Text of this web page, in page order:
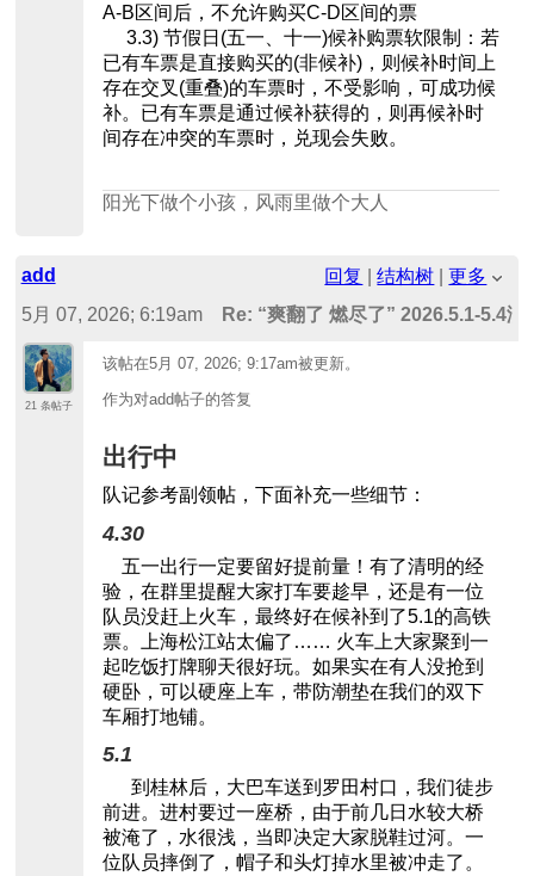
A-B区间后，不允许购买C-D区间的票
3.3) 节假日(五一、十一)候补购票软限制：若
已有车票是直接购买的(非候补)，则候补时间上
存在交叉(重叠)的车票时，不受影响，可成功候
补。已有车票是通过候补获得的，则再候补时
间存在冲突的车票时，兑现会失败。
阳光下做个小孩，风雨里做个大人
add 回复 |结构树 |更多
5月 07, 2026; 6:19am
Re: “爽翻了 燃尽了” 2026.5.1-5.4
21 条帖子
该帖在5月 07, 2026; 9:17am被更新。
作为对add帖子的答复
出行中
队记参考副领帖，下面补充一些细节：
4.30
五一出行一定要留好提前量！有了清明的经
验，在群里提醒大家打车要趁早，还是有一位
队员没赶上火车，最终好在候补到了5.1的高铁
票。上海松江站太偏了…… 火车上大家聚到一
起吃饭打牌聊天很好玩。如果实在有人没抢到
硬卧，可以硬座上车，带防潮垫在我们的双下
车厢打地铺。
5.1
到桂林后，大巴车送到罗田村口，我们徒步
前进。进村要过一座桥，由于前几日水较大桥
被淹了，水很浅，当即决定大家脱鞋过河。一
位队员摔倒了，帽子和头灯掉水里被冲走了。